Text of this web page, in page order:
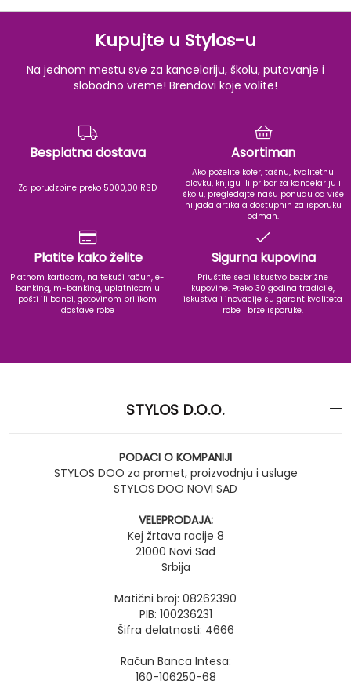
Kupujte u Stylos-u
Na jednom mestu sve za kancelariju, školu, putovanje i
slobodno vreme! Brendovi koje volite!
Besplatna dostava
Za porudzbine preko 5000,00 RSD
Asortiman
Ako poželite kofer, tašnu, kvalitetnu
olovku, knjigu ili pribor za kancelariju i
školu, pregledajte našu ponudu od više
hiljada artikala dostupnih za isporuku
odmah.
Platite kako želite
Platnom karticom, na tekući račun, e-
banking, m-banking, uplatnicom u
pošti ili banci, gotovinom prilikom
dostave robe
Sigurna kupovina
Priuštite sebi iskustvo bezbrižne
kupovine. Preko 30 godina tradicije,
iskustva i inovacije su garant kvaliteta
robe i brze isporuke.
STYLOS D.O.O.
PODACI O KOMPANIJI
STYLOS DOO za promet, proizvodnju i usluge
STYLOS DOO NOVI SAD
VELEPRODAJA:
Kej žrtava racije 8
21000 Novi Sad
Srbija
Matični broj: 08262390
PIB: 100236231
Šifra delatnosti: 4666
Račun Banca Intesa:
160-106250-68